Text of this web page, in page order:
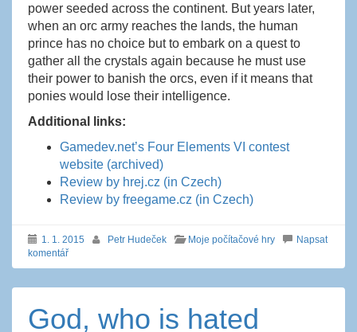
power seeded across the continent. But years later,
when an orc army reaches the lands, the human
prince has no choice but to embark on a quest to
gather all the crystals again because he must use
their power to banish the orcs, even if it means that
ponies would lose their intelligence.
Additional links:
Gamedev.net’s Four Elements VI contest
website (archived)
Review by hrej.cz (in Czech)
Review by freegame.cz (in Czech)
1. 1. 2015 Petr Hudeček Moje počítačové hry
Napsat
komentář
God, who is hated